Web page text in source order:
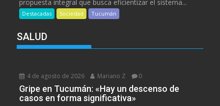
propuesta integral que busca eficientizar el sistema...
Destacadas Sociedad Tucumán
SALUD
4 de agosto de 2026 Mariano Z 0
Gripe en Tucumán: «Hay un descenso de
casos en forma significativa»